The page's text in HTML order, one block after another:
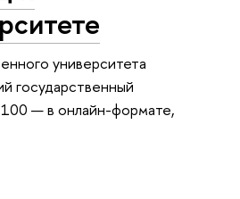
университета
государственный
— в онлайн-формате,